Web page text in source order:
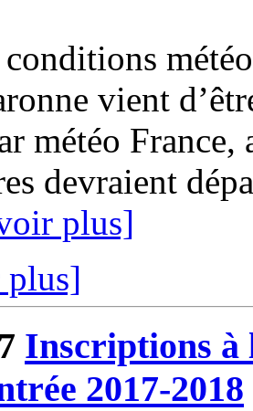
vient
météo
devraient
plus]
plus]
Inscriptions à
2017-2018